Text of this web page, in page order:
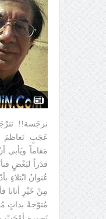
نرجَسة!!
عَجَبٍ تَعاظمَ
مَقاماً ويَأبى
قدَراً لبَعْضٍ
عُنوانُ ابْتلاءٍ
مِنْ خَيْرٍ أتانا
مُتوّجةً بذاتٍ